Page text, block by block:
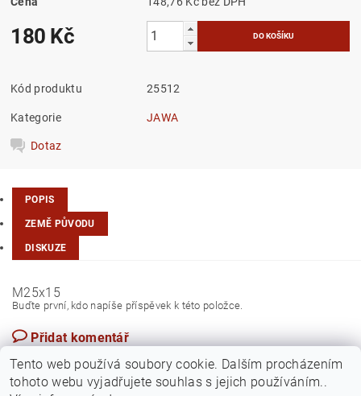
180 Kč
Kód produktu 25512
Kategorie JAWA
Dotaz
POPIS
ZEMĚ PŮVODU
DISKUZE
M25x15
Buďte první, kdo napíše příspěvek k této položce.
Přidat komentář
Tento web používá soubory cookie. Dalším procházením
tohoto webu vyjadřujete souhlas s jejich používáním..